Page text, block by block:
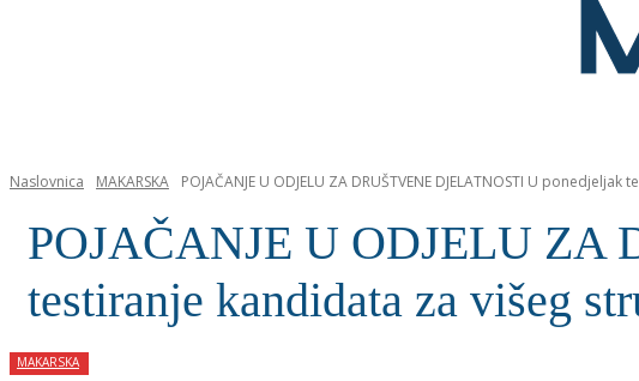
Naslovnica MAKARSKA POJAČANJE U ODJELU ZA DRUŠTVENE DJELATNOSTI U
POJAČANJE U ODJELU ZA
testiranje kandidata za višeg
MAKARSKA